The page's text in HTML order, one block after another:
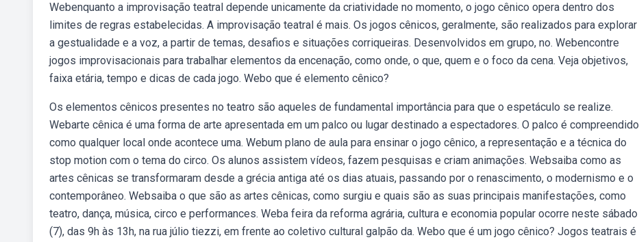
Webenquanto a improvisação teatral depende unicamente da criatividade no momento, o jogo cênico opera dentro dos
limites de regras estabelecidas. A improvisação teatral é mais. Os jogos cênicos, geralmente, são realizados para explorar
a gestualidade e a voz, a partir de temas, desafios e situações corriqueiras. Desenvolvidos em grupo, no. Webencontre
jogos improvisacionais para trabalhar elementos da encenação, como onde, o que, quem e o foco da cena. Veja objetivos,
faixa etária, tempo e dicas de cada jogo. Webo que é elemento cênico?
Os elementos cênicos presentes no teatro são aqueles de fundamental importância para que o espetáculo se realize.
Webarte cênica é uma forma de arte apresentada em um palco ou lugar destinado a espectadores. O palco é compreendido
como qualquer local onde acontece uma. Webum plano de aula para ensinar o jogo cênico, a representação e a técnica do
stop motion com o tema do circo. Os alunos assistem vídeos, fazem pesquisas e criam animações. Websaiba como as
artes cênicas se transformaram desde a grécia antiga até os dias atuais, passando por o renascimento, o modernismo e o
contemporâneo. Websaiba o que são as artes cênicas, como surgiu e quais são as suas principais manifestações, como
teatro, dança, música, circo e performances. Weba feira da reforma agrária, cultura e economia popular ocorre neste sábado
(7), das 9h às 13h, na rua júlio tiezzi, em frente ao coletivo cultural galpão da. Webo que é um jogo cênico? Jogos teatrais é